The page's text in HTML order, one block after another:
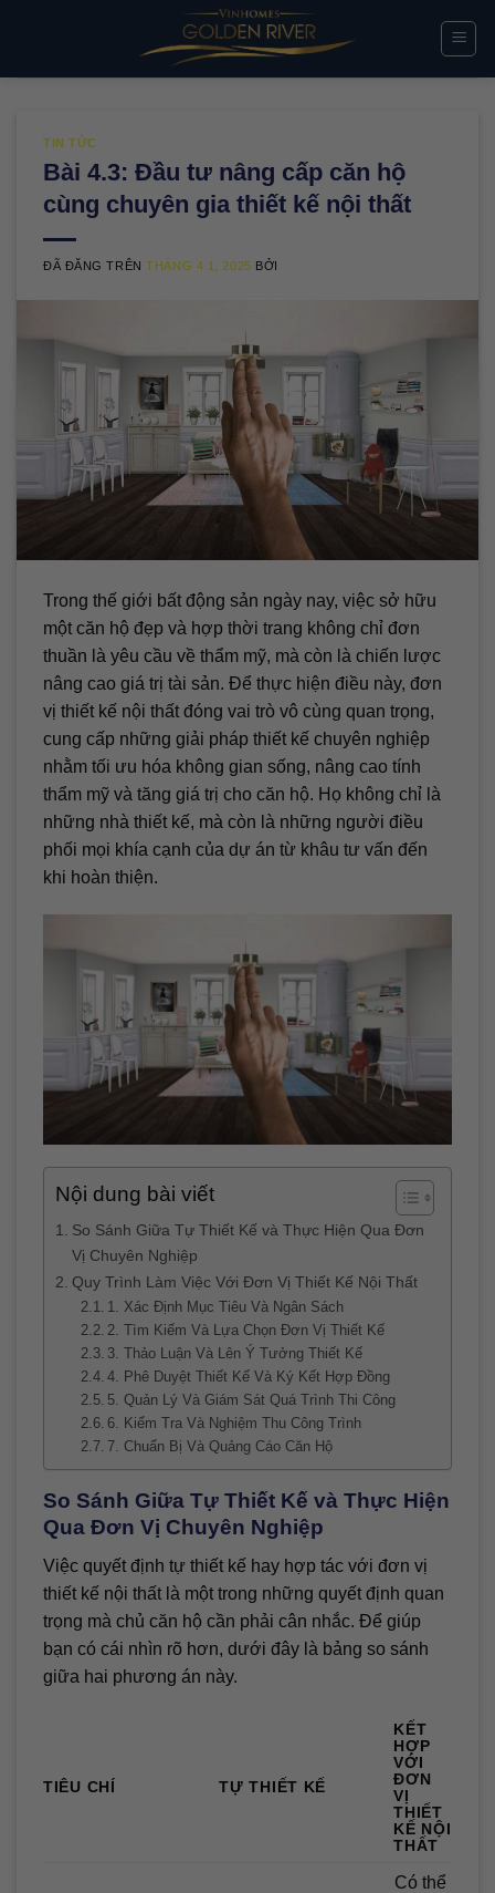
TIN TỨC
Bài 4.3: Đầu tư nâng cấp căn hộ
cùng chuyên gia thiết kế nội thất
ĐÃ ĐĂNG TRÊNTHÁNG 4 1, 2025 BỞI
Trong thế giới bất động sản ngày nay, việc sở hữu
một căn hộ đẹp và hợp thời trang không chỉ đơn
thuần là yêu cầu về thẩm mỹ, mà còn là chiến lược
nâng cao giá trị tài sản. Để thực hiện điều này, đơn
vị thiết kế nội thất đóng vai trò vô cùng quan trọng,
cung cấp những giải pháp thiết kế chuyên nghiệp
nhằm tối ưu hóa không gian sống, nâng cao tính
thẩm mỹ và tăng giá trị cho căn hộ. Họ không chỉ là
những nhà thiết kế, mà còn là những người điều
phối mọi khía cạnh của dự án từ khâu tư vấn đến
khi hoàn thiện.
Nội dung bài viết
So Sánh Giữa Tự Thiết Kế và Thực Hiện Qua Đơn
Vị Chuyên Nghiệp
Quy Trình Làm Việc Với Đơn Vị Thiết Kế Nội Thất
1. Xác Định Mục Tiêu Và Ngân Sách
2. Tìm Kiếm Và Lựa Chọn Đơn Vị Thiết Kế
3. Thảo Luận Và Lên Ý Tưởng Thiết Kế
4. Phê Duyệt Thiết Kế Và Ký Kết Hợp Đồng
5. Quản Lý Và Giám Sát Quá Trình Thi Công
6. Kiểm Tra Và Nghiệm Thu Công Trình
7. Chuẩn Bị Và Quảng Cáo Căn Hộ
So Sánh Giữa Tự Thiết Kế và Thực Hiện
Qua Đơn Vị Chuyên Nghiệp
Việc quyết định tự thiết kế hay hợp tác với đơn vị
thiết kế nội thất là một trong những quyết định quan
trọng mà chủ căn hộ cần phải cân nhắc. Để giúp
bạn có cái nhìn rõ hơn, dưới đây là bảng so sánh
giữa hai phương án này.
TIÊU CHÍ TỰ THIẾT KẾ
KẾT
HỢP
VỚI
ĐƠN
VỊ
THIẾT
KẾ NỘI
THẤT
Có thể